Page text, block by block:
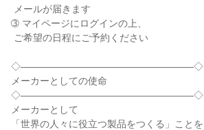
➂ マイページにログインの上、
◇――――――――――――――――――◇
メーカーとしての使命
◇――――――――――――――――――◇
メーカーとして
「世界の人々に役立つ製品をつくる」ことを